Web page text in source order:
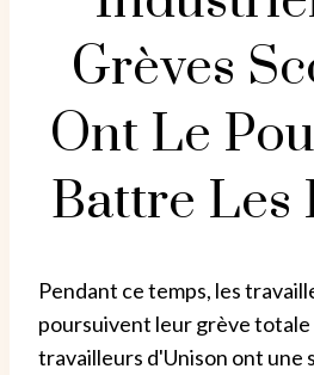
Grèves
Ont Le
Battre Les
Pendant ce temps, les
poursuivent leur grève totale
travailleurs d'Unison ont une